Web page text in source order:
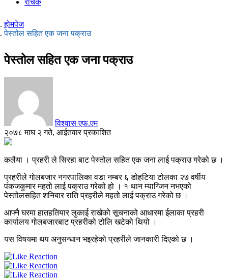
रोचक
होमपेज
पेस्तोल सहित एक जना पक्राउ
पेस्तोल सहित एक जना पक्राउ
विश्वास एफ.एम
२०७८ माघ २ गते, आईतवार प्रकाशित
कलैया । प्रहरी ले सिरहा बाट पेस्तोल सहित एक जना लाई पक्राउ गरेको छ ।
प्रहरीले गोलबजार नगरपालिका वडा नम्बर ६ डोहटिया टोलका २७ वर्षीय
पंकजकुमार महतो लाई पक्राउ गरेको हो । १ थान म्याग्जिन नभएको
पेस्तोलसहित शनिबार राति प्रहरीले महतो लाई पक्राउ गरेको छ ।
आफ्नै घरमा हातहतियार लुकाई राखेको सूचनाको आधारमा ईलाका प्रहरी
कार्यालय गोलबजारबाट प्रहरीको टोलि खटेको थियो ।
यस विषयमा थप अनुसन्धान भइरहेको प्रहरीले जानकारी दिएको छ ।